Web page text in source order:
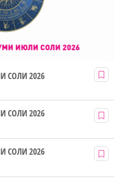
СОЛИ 2026
СОЛИ 2026
СОЛИ 2026